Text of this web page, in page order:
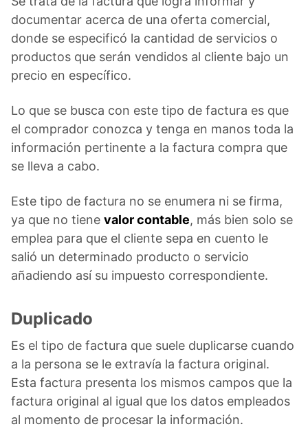
documentar acerca de una oferta comercial,
donde se especificó la cantidad de servicios o
productos que serán vendidos al cliente bajo un
precio en específico.
Lo que se busca con este tipo de factura es que
el comprador conozca y tenga en manos toda la
información pertinente a la factura compra que
se lleva a cabo.
Este tipo de factura no se enumera ni se firma,
ya que no tiene valor contable, más bien solo se
emplea para que el cliente sepa en cuento le
salió un determinado producto o servicio
añadiendo así su impuesto correspondiente.
Duplicado
Es el tipo de factura que suele duplicarse cuando
a la persona se le extravía la factura original.
Esta factura presenta los mismos campos que la
factura original al igual que los datos empleados
al momento de procesar la información.